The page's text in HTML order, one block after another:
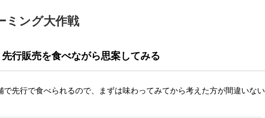
ミング大作戦
先行販売を食べながら思案してみる
で先行で食べられるので、まずは味わってみてから考えた方が間違いない